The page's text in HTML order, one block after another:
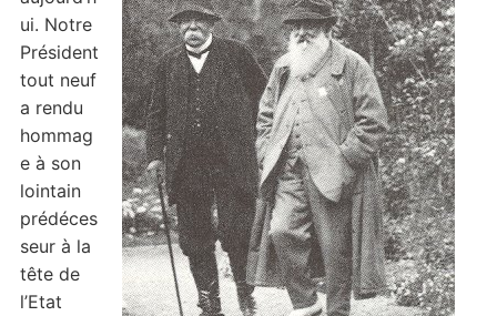
ui. Notre
Président
tout neuf
a rendu
hommag
e à son
lointain
prédéces
seur à la
tête de
l’Etat